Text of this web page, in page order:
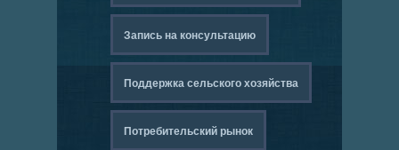
Запись на консультацию
Поддержка сельского хозяйства
Потребительский рынок